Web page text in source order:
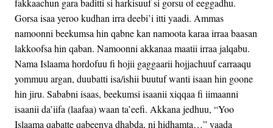
fakkaachun gara baditti si harkisuuf si gorsu of eeggadhu.
Gorsa isaa yeroo kudhan irra deebi’i itti yaadi. Ammas
namoonni beekumsa hin qabne kan namoota karaa irraa baasan
lakkoofsa hin qaban. Namoonni akkanaa maatii irraa jalqabu.
Nama Islaama hordofuu fi hojii gaggaarii hojjachuuf carraaqu
yommuu argan, duubatti isa/ishii buutuf wanti isaan hin goone
hin jiru. Sababni isaas, beekumsi isaanii xiqqaa fi iimaanni
isaanii da’iifa (laafaa) waan ta’eefi. Akkana jedhuu, “Yoo
Islaama qabatte qabeenya dhabda, ni hidhamta…” yaada